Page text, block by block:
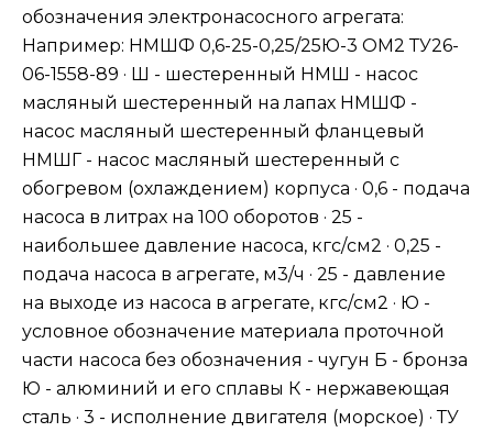
обозначения электронасосного агрегата:
Например: НМШФ 0,6-25-0,25/25Ю-3 ОМ2 ТУ26-
06-1558-89 · Ш - шестеренный НМШ - насос
масляный шестеренный на лапах НМШФ -
насос масляный шестеренный фланцевый
НМШГ - насос масляный шестеренный с
обогревом (охлаждением) корпуса · 0,6 - подача
насоса в литрах на 100 оборотов · 25 -
наибольшее давление насоса, кгс/см2 · 0,25 -
подача насоса в агрегате, м3/ч · 25 - давление
на выходе из насоса в агрегате, кгс/см2 · Ю -
условное обозначение материала проточной
части насоса без обозначения - чугун Б - бронза
Ю - алюминий и его сплавы К - нержавеющая
сталь · 3 - исполнение двигателя (морское) · ТУ